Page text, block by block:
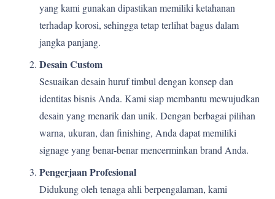
yang kami gunakan dipastikan memiliki ketahanan
terhadap korosi, sehingga tetap terlihat bagus dalam
jangka panjang.
Desain Custom
Sesuaikan desain huruf timbul dengan konsep dan
identitas bisnis Anda. Kami siap membantu mewujudkan
desain yang menarik dan unik. Dengan berbagai pilihan
warna, ukuran, dan finishing, Anda dapat memiliki
signage yang benar-benar mencerminkan brand Anda.
Pengerjaan Profesional
Didukung oleh tenaga ahli berpengalaman, kami